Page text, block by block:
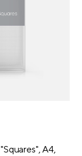
А4,